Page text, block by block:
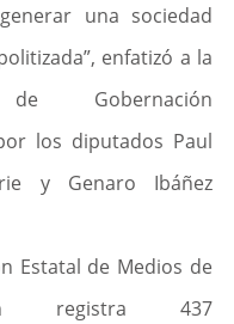
una sociedad
enfatizó a la
Gobernación
los diputados Paul
y Genaro Ibáñez
registra 437